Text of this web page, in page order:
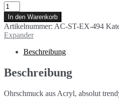
Acryl-
Straight-
Expander
4mm
Menge
In den Warenkorb
Artikelnummer: AC-ST-EX-494
Expander
Beschreibung
Beschreibung
Ohrschmuck aus Acryl, absolut